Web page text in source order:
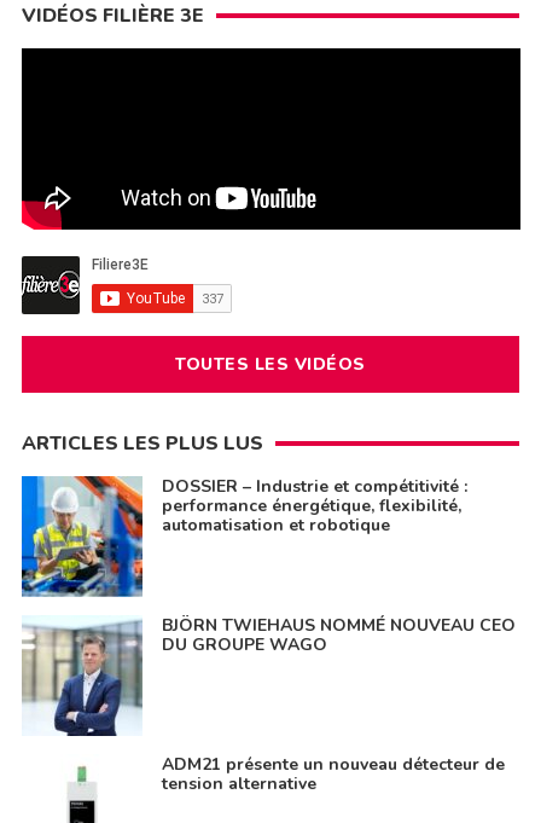
VIDÉOS FILIÈRE 3E
TOUTES LES VIDÉOS
ARTICLES LES PLUS LUS
DOSSIER – Industrie et compétitivité :
performance énergétique, flexibilité,
automatisation et robotique
BJÖRN TWIEHAUS NOMMÉ NOUVEAU CEO
DU GROUPE WAGO
ADM21 présente un nouveau détecteur de
tension alternative